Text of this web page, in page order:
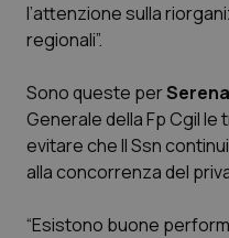
QS Pro
Professionisti
Abruzzo
QS Pro Gold
l’attenzione sulla
regionali”.
Sono queste per
Generale della Fp Cgil
evitare che Il Ssn
alla concorrenza del
“Esistono buone